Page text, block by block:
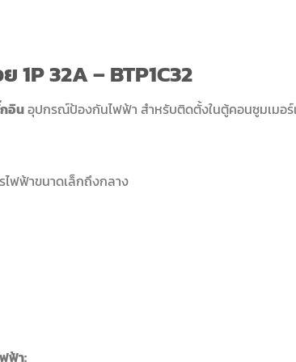
32A – BTP1C32
อินอุปกรณ์ป้องกันไฟฟ้า สำหรับติดตั้งในตู้คอนซูมเมอร์
ไฟฟ้าขนาดเล็กถึงกลาง
ฟ้า: